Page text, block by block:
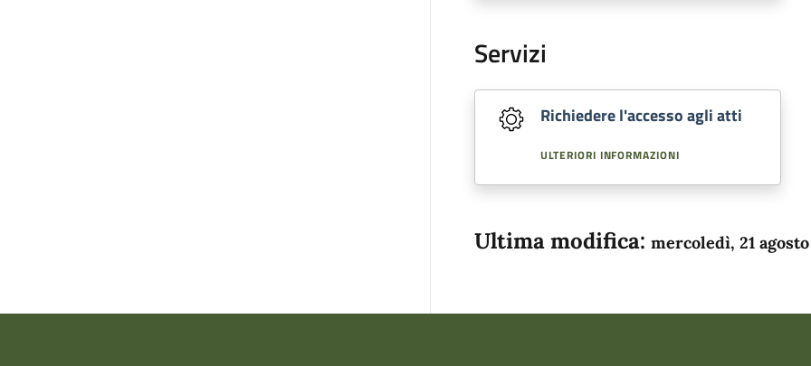
Servizi
Richiedere l'accesso agli atti
ULTERIORI INFORMAZIONI
Ultima modifica: mercoledì, 21